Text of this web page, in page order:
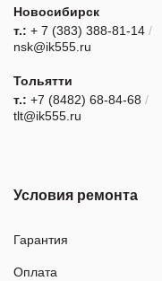
Новосибирск
т.: + 7 (383) 388-81-14 /
nsk@ik555.ru
Тольятти
т.: +7 (8482) 68-84-68 /
tlt@ik555.ru
Условия ремонта
Гарантия
Оплата